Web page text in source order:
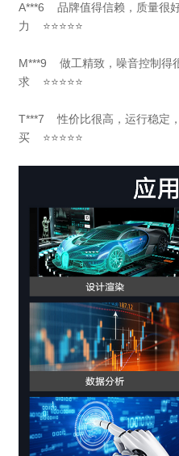
A***6 品牌值得信赖，质量很
力 ⭐⭐⭐⭐⭐
M***9 做工精致，噪音控制得
求 ⭐⭐⭐⭐⭐
T***7 性价比很高，运行稳定
买 ⭐⭐⭐⭐⭐